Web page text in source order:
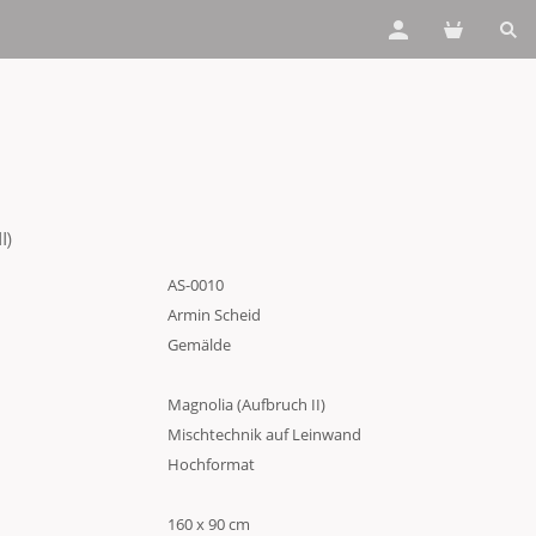
AS-0010
Armin Scheid
Gemälde
Magnolia (Aufbruch II)
Mischtechnik auf Leinwand
Hochformat
160 x 90 cm